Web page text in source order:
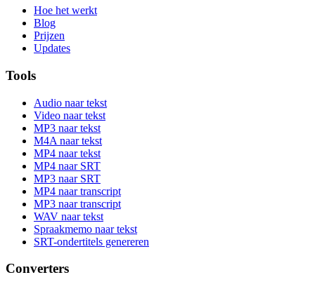
Hoe het werkt
Blog
Prijzen
Updates
Tools
Audio naar tekst
Video naar tekst
MP3 naar tekst
M4A naar tekst
MP4 naar tekst
MP4 naar SRT
MP3 naar SRT
MP4 naar transcript
MP3 naar transcript
WAV naar tekst
Spraakmemo naar tekst
SRT-ondertitels genereren
Converters